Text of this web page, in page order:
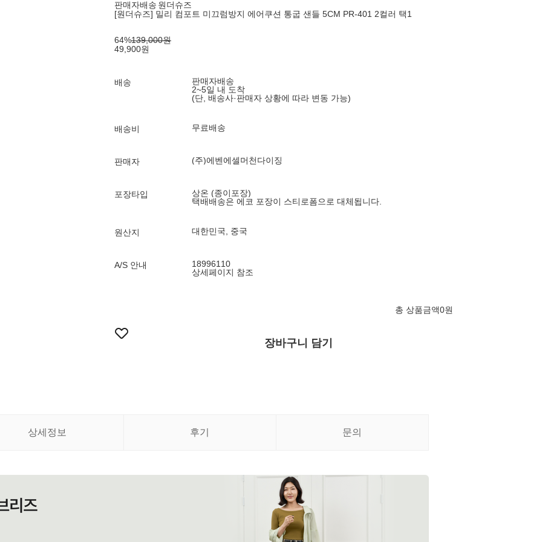
판매자배송 원더슈즈
[원더슈즈] 밀리 컴포트 미끄럼방지 에어쿠션 통굽 샌들 5CM PR-401 2컬러 택1
64%139,000원
49,900원
배송
판매자배송
2~5일 내 도착
(단, 배송사·판매자 상황에 따라 변동 가능)
배송비 무료배송
판매자 (주)에벤에셀머천다이징
포장타입
상온 (종이포장)
택배배송은 에코 포장이 스티로폼으로 대체됩니다.
원산지 대한민국, 중국
A/S 안내
18996110
상세페이지 참조
총 상품금액0원
장바구니 담기
상세정보 후기 문의